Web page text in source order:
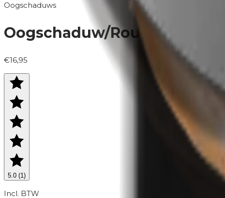
Oogschaduws
Oogschaduw/Rouge
€16,95
5.0 (1)
Incl. BTW